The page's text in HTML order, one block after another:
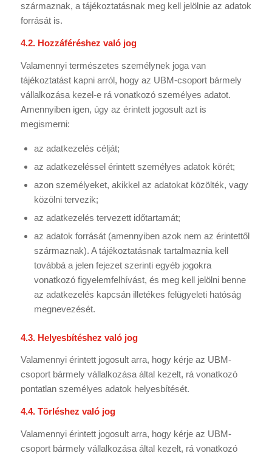
származnak, a tájékoztatásnak meg kell jelölnie az adatok
forrását is.
4.2. Hozzáféréshez való jog
Valamennyi természetes személynek joga van
tájékoztatást kapni arról, hogy az UBM-csoport bármely
vállalkozása kezel-e rá vonatkozó személyes adatot.
Amennyiben igen, úgy az érintett jogosult azt is
megismerni:
az adatkezelés célját;
az adatkezeléssel érintett személyes adatok körét;
azon személyeket, akikkel az adatokat közölték, vagy
közölni tervezik;
az adatkezelés tervezett időtartamát;
az adatok forrását (amennyiben azok nem az érintettől
származnak). A tájékoztatásnak tartalmaznia kell
továbbá a jelen fejezet szerinti egyéb jogokra
vonatkozó figyelemfelhívást, és meg kell jelölni benne
az adatkezelés kapcsán illetékes felügyeleti hatóság
megnevezését.
4.3. Helyesbítéshez való jog
Valamennyi érintett jogosult arra, hogy kérje az UBM-
csoport bármely vállalkozása által kezelt, rá vonatkozó
pontatlan személyes adatok helyesbítését.
4.4. Törléshez való jog
Valamennyi érintett jogosult arra, hogy kérje az UBM-
csoport bármely vállalkozása által kezelt, rá vonatkozó